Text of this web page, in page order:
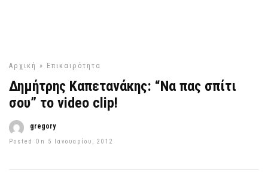
Αρχική » Επικαιρότητα
Δημήτρης Καπετανάκης: “Να πας σπίτι
σου” το video clip!
gregory
Posted On 5 Ιανουαρίου, 2012